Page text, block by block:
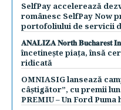
SelfPay accelerează
românesc SelfPay Now
portofoliului de servicii
𝐀𝐍𝐀𝐋𝐈𝐙𝐀 𝐍𝐨𝐫𝐭𝐡 𝐁𝐮𝐜𝐡𝐚𝐫𝐞𝐬𝐭
încetinește piața, însă
ridicată
OMNIASIG lansează
câștigător”, cu premii
PREMIU – Un Ford